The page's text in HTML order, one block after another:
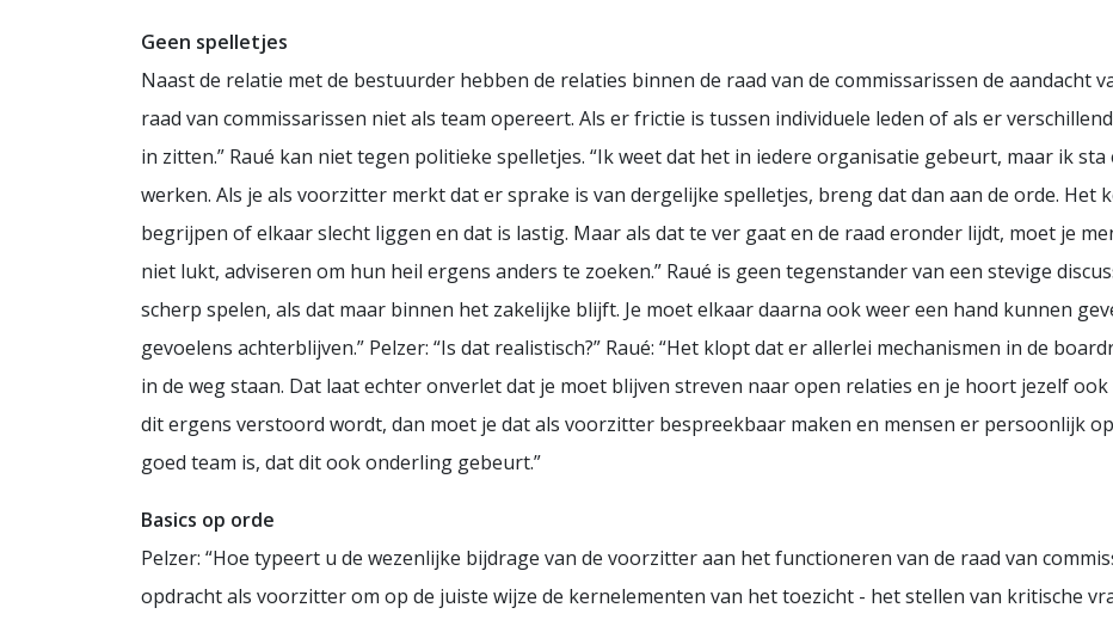
Geen spelletjes
Naast de relatie met de bestuurder hebben de relaties binnen de raad van de commissarissen de aandacht
raad van commissarissen niet als team opereert. Als er frictie is tussen individuele leden of als er
in zitten.” Raué kan niet tegen politieke spelletjes. “Ik weet dat het in iedere organisatie gebeurt, maar ik
werken. Als je als voorzitter merkt dat er sprake is van dergelijke spelletjes, breng dat dan aan de orde. Het
begrijpen of elkaar slecht liggen en dat is lastig. Maar als dat te ver gaat en de raad eronder lijdt, moet je
niet lukt, adviseren om hun heil ergens anders te zoeken.” Raué is geen tegenstander van een stevige
scherp spelen, als dat maar binnen het zakelijke blijft. Je moet elkaar daarna ook weer een hand kunnen
gevoelens achterblijven.” Pelzer: “Is dat realistisch?” Raué: “Het klopt dat er allerlei mechanismen in de
in de weg staan. Dat laat echter onverlet dat je moet blijven streven naar open relaties en je hoort jezelf
dit ergens verstoord wordt, dan moet je dat als voorzitter bespreekbaar maken en mensen er persoonlijk
goed team is, dat dit ook onderling gebeurt.”
Basics op orde
Pelzer: “Hoe typeert u de wezenlijke bijdrage van de voorzitter aan het functioneren van de raad van
opdracht als voorzitter om op de juiste wijze de kernelementen van het toezicht - het stellen van kritische